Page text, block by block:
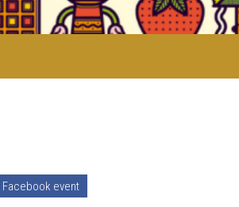
Facebook event